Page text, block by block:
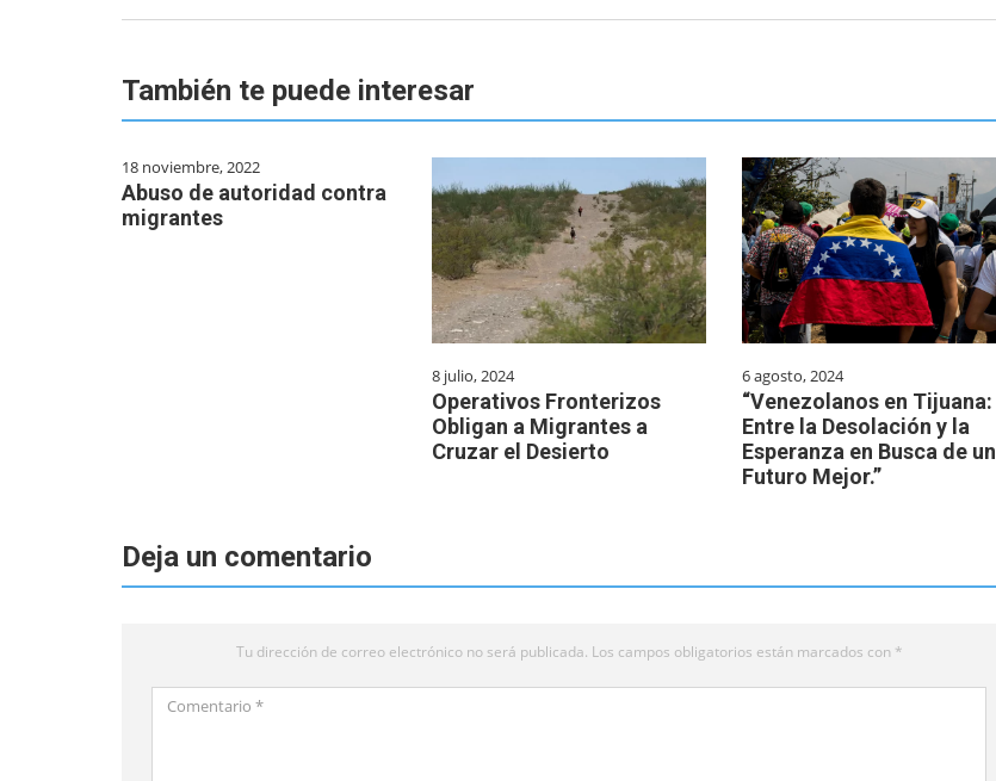
También te puede interesar
18 noviembre, 2022
Abuso de autoridad contra
migrantes
8 julio, 2024
Operativos Fronterizos
Obligan a Migrantes a
Cruzar el Desierto
6 agosto, 2024
“Venezolanos en Tijuana:
Entre la Desolación y la
Esperanza en Busca de un
Futuro Mejor.”
Deja un comentario
Tu dirección de correo electrónico no será publicada. Los campos obligatorios están marcados con *
Comentario